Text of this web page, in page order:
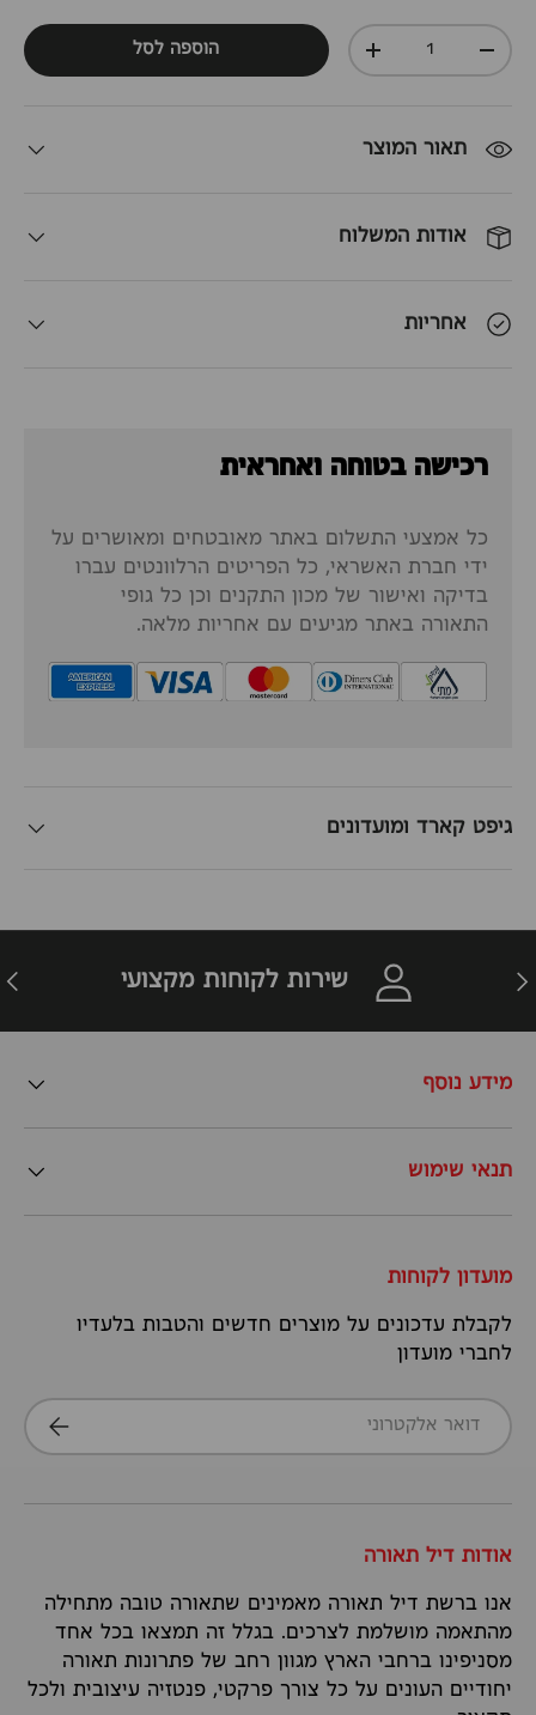
כמות
-
+ הוספה לסל
תאור המוצר
אודות המשלוח
אחריות
רכישה בטוחה ואחראית
כל אמצעי התשלום באתר מאובטחים ומאושרים על
ידי חברת האשראי, כל הפריטים הרלוונטים עברו
בדיקה ואישור של מכון התקנים וכן כל גופי
התאורה באתר מגיעים עם אחריות מלאה.
גיפט קארד ומועדונים
חזרה שירות לקוחות מקצועי
מידע נוסף
תנאי שימוש
מועדון לקוחות
לקבלת עדכונים על מוצרים חדשים והטבות בלעדיו
לחברי מועדון
דואר אלקטרוני
הרשמה
אודות דיל תאורה
אנו ברשת דיל תאורה מאמינים שתאורה טובה מתחילה
מהתאמה מושלמת לצרכים. בגלל זה תמצאו בכל אחד
מסניפינו ברחבי הארץ מגוון רחב של פתרונות תאורה
יחודיים העונים על כל צורך פרקטי, פנטזיה עיצובית ולכל